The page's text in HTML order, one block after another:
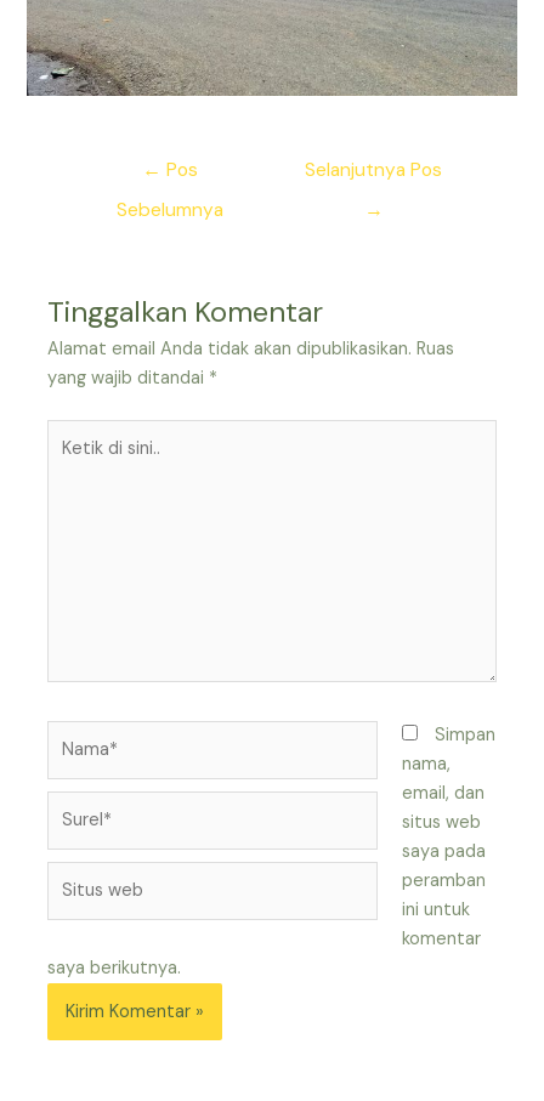
← Pos
Sebelumnya
Selanjutnya Pos
→
Tinggalkan Komentar
Alamat email Anda tidak akan dipublikasikan. Ruas
yang wajib ditandai *
web
Simpan
nama,
email, dan
situs web
saya pada
peramban
ini untuk
komentar
saya berikutnya.